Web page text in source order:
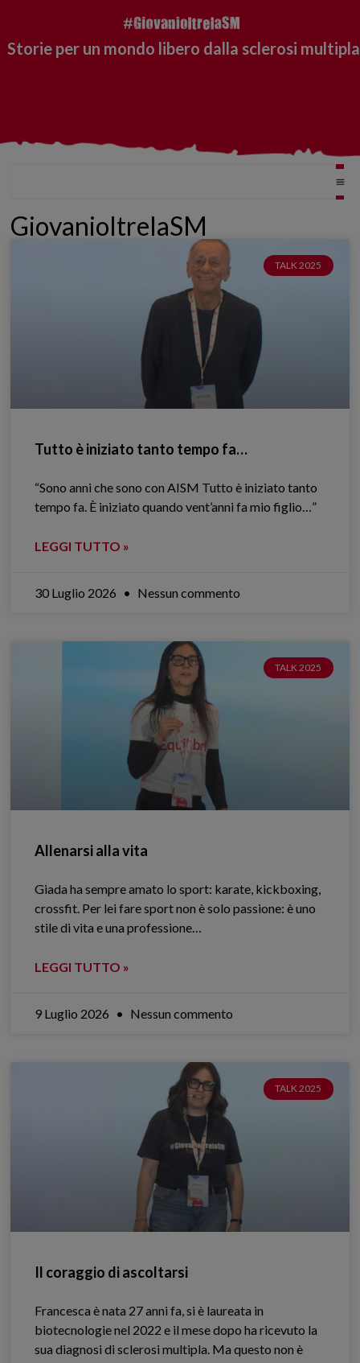
Storie per un mondo libero dalla sclerosi multipla
GiovanioltrelaSM
TALK 2025
Tutto è iniziato tanto tempo fa…
“Sono anni che sono con AISM Tutto è iniziato tanto
tempo fa. È iniziato quando vent’anni fa mio figlio…”
LEGGI TUTTO »
30 Luglio 2026 Nessun commento
TALK 2025
Allenarsi alla vita
Giada ha sempre amato lo sport: karate, kickboxing,
crossfit. Per lei fare sport non è solo passione: è uno
stile di vita e una professione…
LEGGI TUTTO »
9 Luglio 2026 Nessun commento
TALK 2025
Il coraggio di ascoltarsi
Francesca è nata 27 anni fa, si è laureata in
biotecnologie nel 2022 e il mese dopo ha ricevuto la
sua diagnosi di sclerosi multipla. Ma questo non è